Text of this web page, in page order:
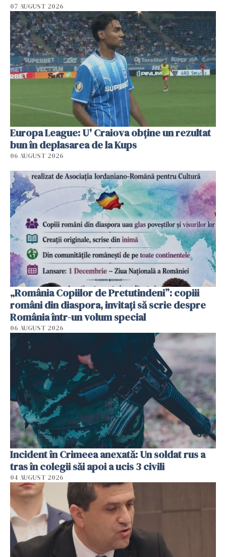
07 AUGUST 2026
Europa League: U' Craiova obține un rezultat
bun în deplasarea de la Kups
06 AUGUST 2026
„România Copiilor de Pretutindeni”: copiii
români din diaspora, invitați să scrie despre
România într-un volum special
06 AUGUST 2026
Incident în Crimeea anexată: Un soldat rus a
tras în colegii săi apoi a ucis 3 civili
04 AUGUST 2026